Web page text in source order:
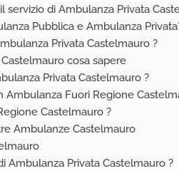
servizio di Ambulanza Privata
Pubblica e Ambulanza
Privata Castelmauro ?
cosa sapere
Privata Castelmauro ?
Ambulanza Fuori Regione
Castelmauro ?
Ambulanze Castelmauro
Ambulanza Privata Castelmauro ?